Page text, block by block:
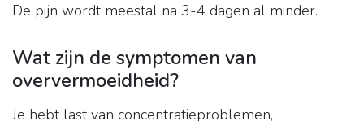
De pijn wordt meestal na 3-4 dagen al minder.
Wat zijn de symptomen van
oververmoeidheid?
Je hebt last van concentratieproblemen,